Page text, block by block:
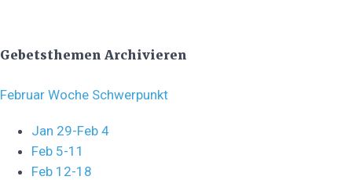
Gebetsthemen Archivieren
Februar Woche Schwerpunkt
Jan 29-Feb 4
Feb 5-11
Feb 12-18